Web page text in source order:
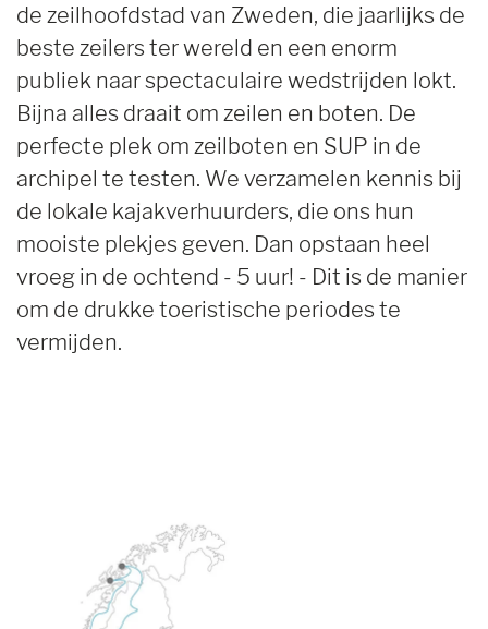
de zeilhoofdstad van Zweden, die jaarlijks de
beste zeilers ter wereld en een enorm
publiek naar spectaculaire wedstrijden lokt.
Bijna alles draait om zeilen en boten. De
perfecte plek om zeilboten en SUP in de
archipel te testen. We verzamelen kennis bij
de lokale kajakverhuurders, die ons hun
mooiste plekjes geven. Dan opstaan heel
vroeg in de ochtend - 5 uur! - Dit is de manier
om de drukke toeristische periodes te
vermijden.